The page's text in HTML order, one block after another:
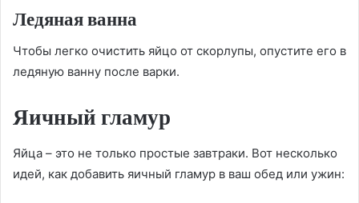
Ледяная ванна
Чтобы легко очистить яйцо от скорлупы, опустите его в
ледяную ванну после варки.
Яичный гламур
Яйца – это не только простые завтраки. Вот несколько
идей, как добавить яичный гламур в ваш обед или ужин: